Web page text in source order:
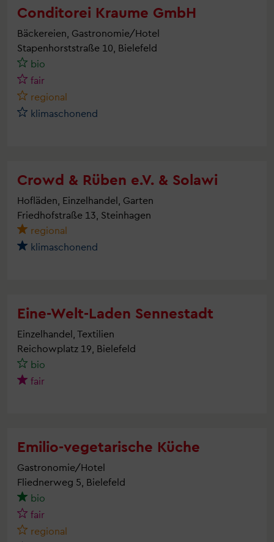
Conditorei Kraume GmbH
Bäckereien, Gastronomie/Hotel
Stapenhorststraße 10, Bielefeld
bio
fair
regional
klimaschonend
Crowd & Rüben e.V. & Solawi
Hofläden, Einzelhandel, Garten
Friedhofstraße 13, Steinhagen
regional
klimaschonend
Eine-Welt-Laden Sennestadt
Einzelhandel, Textilien
Reichowplatz 19, Bielefeld
bio
fair
Emilio-vegetarische Küche
Gastronomie/Hotel
Fliednerweg 5, Bielefeld
bio
fair
regional